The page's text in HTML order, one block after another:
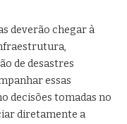
deverão chegar à
de desastres
essas
decisões tomadas no
diretamente a